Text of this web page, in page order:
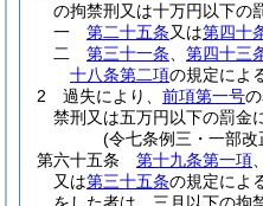
の拘禁刑又は十万円以下の
一
第二十五条又は第四十
二
第三十一条 第四十三
十八条第二項の規定によ
2
過失により、 前項第一号
禁刑又は五万円以下の罰金
(令七条例三・一部改
第六十五条
第十九条第一項
又は第三十五条の規定によ